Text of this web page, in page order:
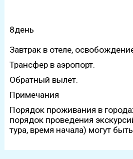
8день
Завтрак в отеле,
Трансфер в аэропорт.
Обратный вылет.
Примечания
Порядок проживания в
порядок проведения
тура, время начала) могут